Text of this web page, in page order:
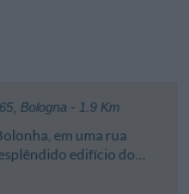
, Bologna- 1.9 Km
em uma rua
edifício do...